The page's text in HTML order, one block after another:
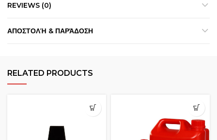
REVIEWS (0)
ΑΠΟΣΤΟΛΉ & ΠΑΡΆΔΟΣΗ
RELATED PRODUCTS